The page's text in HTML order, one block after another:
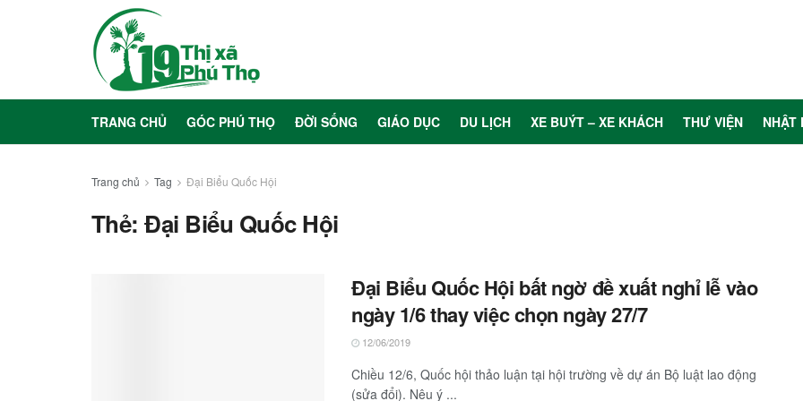
TRANG CHỦ GÓC PHÚ THỌ ĐỜI SỐNG GIÁO DỤC DU LỊCH XE BUÝT – XE KHÁCH THƯ VIỆN NHẬT
Trang chủ Tag Đại Biểu Quốc Hội
Thẻ:Đại Biểu Quốc Hội
Đại Biểu Quốc Hội bất ngờ đề xuất nghỉ lễ vào
ngày 1/6 thay việc chọn ngày 27/7
12/06/2019
Chiều 12/6, Quốc hội thảo luận tại hội trường về dự án Bộ luật lao động
(sửa đổi). Nêu ý ...